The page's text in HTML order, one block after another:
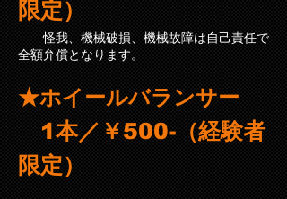
限定）
怪我、機械破損、機械故障は自己責任で
全額弁償となります。
★ホイールバランサー
1本／￥500-（経験者
限定）